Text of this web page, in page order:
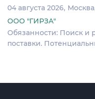
04 августа 2026 Москва
ООО "ГИРЗА"
Обязанности: Поиск и
поставки.